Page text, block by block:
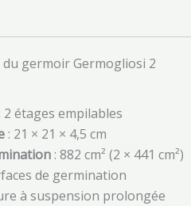
germoir Germogliosi 2
étages empilables
: 21 × 21 × 4,5 cm
: 882 cm² (2 × 441 cm²)
de germination
à suspension prolongée